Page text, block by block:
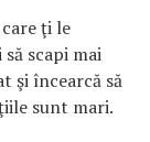
ţi le
scapi mai
şi încearcă să
sunt mari.